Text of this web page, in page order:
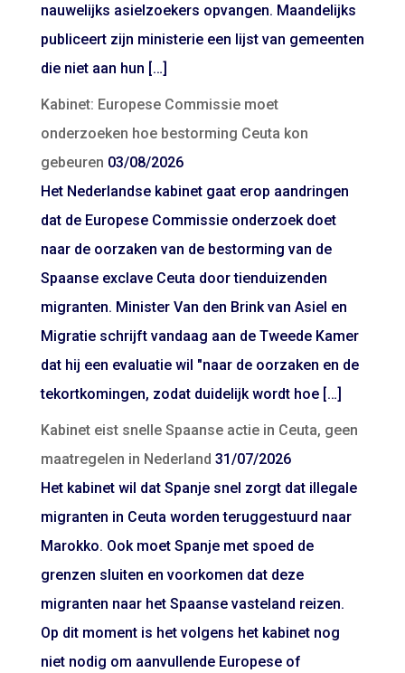
nauwelijks asielzoekers opvangen. Maandelijks
publiceert zijn ministerie een lijst van gemeenten
die niet aan hun […]
Kabinet: Europese Commissie moet
onderzoeken hoe bestorming Ceuta kon
gebeuren 03/08/2026
Het Nederlandse kabinet gaat erop aandringen
dat de Europese Commissie onderzoek doet
naar de oorzaken van de bestorming van de
Spaanse exclave Ceuta door tienduizenden
migranten. Minister Van den Brink van Asiel en
Migratie schrijft vandaag aan de Tweede Kamer
dat hij een evaluatie wil "naar de oorzaken en de
tekortkomingen, zodat duidelijk wordt hoe […]
Kabinet eist snelle Spaanse actie in Ceuta, geen
maatregelen in Nederland 31/07/2026
Het kabinet wil dat Spanje snel zorgt dat illegale
migranten in Ceuta worden teruggestuurd naar
Marokko. Ook moet Spanje met spoed de
grenzen sluiten en voorkomen dat deze
migranten naar het Spaanse vasteland reizen.
Op dit moment is het volgens het kabinet nog
niet nodig om aanvullende Europese of